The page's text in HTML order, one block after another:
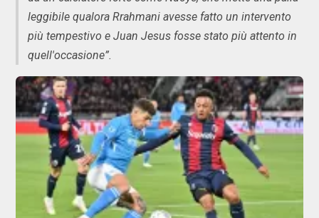
leggibile qualora Rrahmani avesse fatto un intervento
più tempestivo e Juan Jesus fosse stato più attento in
quell'occasione”.